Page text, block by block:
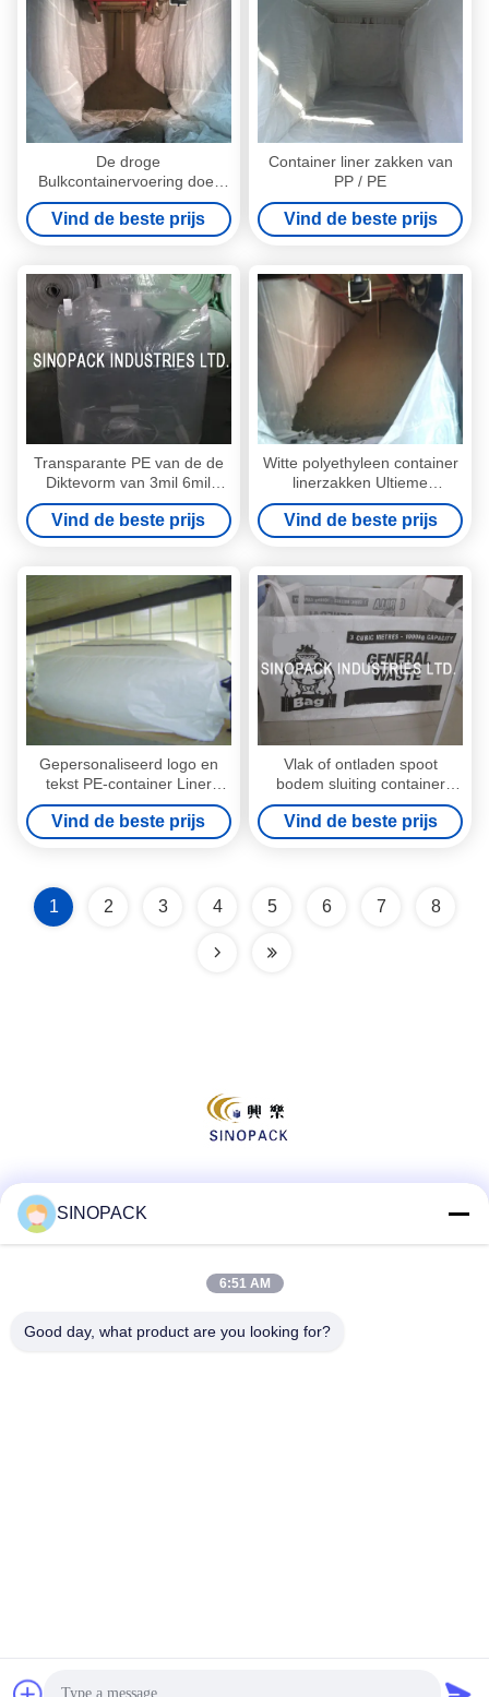
De droge
Bulkcontainervoering doet
Vier in zakken - Comité Vorm
voor Koffiebonen
Vind de beste prijs
Container liner zakken van
PP / PE
Vind de beste prijs
Transparante PE van de de
Diktevorm van 3mil 6mil
Geschikte Grote Zakvoering
van LLDPE/LDPE
Vind de beste prijs
Witte polyethyleen container
linerzakken Ultieme
verpakkingsoplossing voor
bulkvervoer
Vind de beste prijs
Gepersonaliseerd logo en
tekst PE-container Liner
Bags UV-behandeld
Vind de beste prijs
Vlak of ontladen spoot
bodem sluiting container
inlegzakken voor
gemakkelijke ontlading
Vind de beste prijs
1 2 3 4 5 6 7 8
2015-2026 SINOPACK INDUSTRIES LTD Allemaal. Alle rechten
SINOPACK
6:51 AM
Good day, what product are you looking for?